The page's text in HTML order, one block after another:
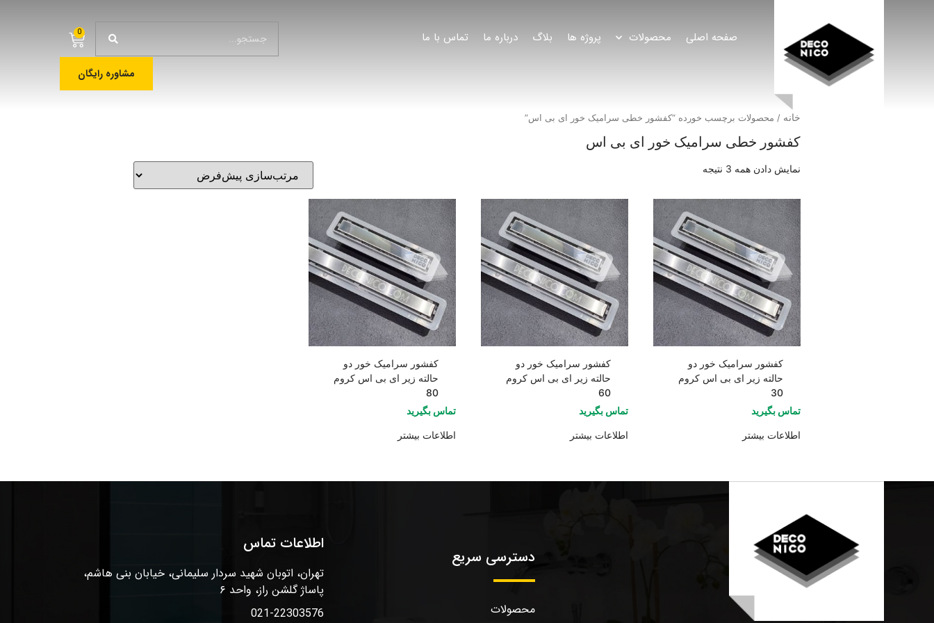
صفحه اصلی محصولات پروژه ها بلاگ درباره ما تماس با ما 0
مشاوره رایگان
خانه / محصولات برچسب خورده “کفشور خطی سرامیک خور ای بی اس”
کفشور خطی سرامیک خور ای بی اس
نمایش دادن همه 3 نتیجه
کفشور سرامیک خور دو
حالته زیر ای بی اس کروم
30
تماس بگیرید
اطلاعات بیشتر
کفشور سرامیک خور دو
حالته زیر ای بی اس کروم
60
تماس بگیرید
اطلاعات بیشتر
کفشور سرامیک خور دو
حالته زیر ای بی اس کروم
80
تماس بگیرید
اطلاعات بیشتر
دسترسی سریع
محصولات
اطلاعات تماس
تهران، اتوبان شهید سردار سلیمانی، خیابان بنی هاشم،
پاساژ گلشن راز، واحد ۶
021-22303576